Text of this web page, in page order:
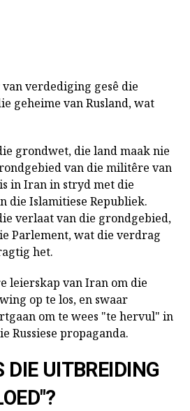
verdediging gesê die
geheime van Rusland, wat
grondwet, die land maak nie
van die militêre van
in Iran in stryd met die
die Islamitiese Republiek.
verlaat van die grondgebied,
Parlement, wat die verdrag
het.
leierskap van Iran om die
op te los, en swaar
om te wees "te hervul" in
Russiese propaganda.
DIE UITBREIDING